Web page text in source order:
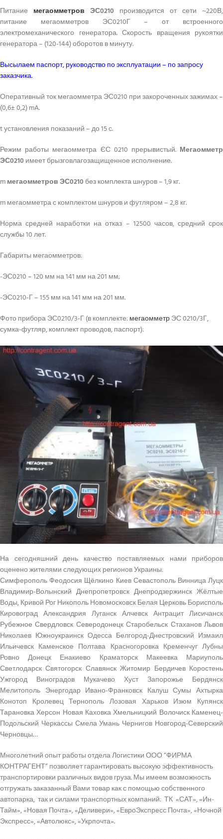
Питание мегаомметров ЭС0210 производится от сети ~220В,
питание мегаомметров ЭС0210Г – от встроенного
электромеханического генератора. Скорость вращения рукоятки
генератора – (120-144) оборотов в минуту.
Высылаем паспорт, руководство по эксплуатации – по запросу
заказчика.
Оперативный ток мегаомметра ЭС0210 при закороченных зажимах –
(0,6± 0,2) mA.
t установления показаний – до 15 с.
Режим работы мегаомметра ЄС 0210 прерывистый. Мегаомметр
ЭС0210 имеет брызговлагозащищенное исполнение.
mмегаомметровЭС0210 без комплекта шнуров – 1,9 кг.
m мегаомметра с комплектом шнуров и футляром – 2,8 кг.
Норма средней наработки на отказ – 12500 часов, средний срок
службы 10 лет.
Габариты мегаомметров:
-ЭС0210 – 120 мм на 141 мм на 201 мм;
-ЭС0210-Г – 155 мм на 141 мм на 201 мм.
Фото прибора ЭС0210/3-Г (в комплекте:мегаомметрЭС 0210/3Г,
сумка-футляр, комплект проводов, паспорт):
На сегодняшний день качество поставляемых нами приборов
оценено жителями следующих регионов Украины:
Симферополь Феодосия Щёлкино Киев Севастополь Винница Луцк
Владимир-Волынский Днепропетровск Днепродзержинск Жёлтые
Воды, Кривой Рог Никополь Новомосковск Белая Церковь Борисполь
Кировоград Александрия Луганск Алчевск Антрацит Лисичанск
Рубежное Свердловск Северодонецк Старобельск Стаханов Львов
Николаев Южноукраинск Одесса Белгород-Днестровский Измаил
Ильичевск Каменское Полтава Красногоровка Кременчуг Лубны
Ровно Донецк Енакиево Краматорск Макеевка Мариуполь
Светлодарск Святогорск Славянск Житомир Бердичев Коростень
Ужгород Виноградов Мукачево Хуст Запорожье Бердянск
Мелитополь Энергодар Ивано-Франковск Калуш Сумы Ахтырка
Конотоп Кролевец Тернополь Лозовая Харьков Изюм Купянск
Тарановка Херсон Новая Каховка Хмельницкий Волочиск Каменец-
Подольский Черкассы Смела Умань Чернигов Новгород-Северский
Черновцы…
Многолетний опыт работы отдела Логистики ООО “ФИРМА
КОНТРАГЕНТ” позволяет гарантировать высокую эффективность
транспортировки различных видов груза. Мы имеем возможность
отгружать заказанный Вами товар как с помощью собственного
автопарка, так и силами транспортных компаний: ТК «САТ», «Ин-
Тайм», «Новая Почта», «Деливери», «ЕвроЭкспресс Почта», «Ночной
Экспресс», «Автолюкс», «Укрпочта».